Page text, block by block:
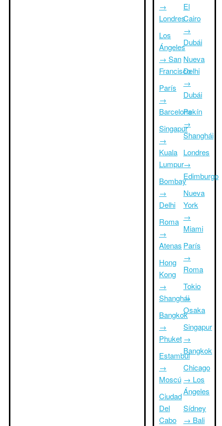
→
Londres
Los
Ángeles
→ San
Francisco
París
→
Barcelona
Singapur
→
Kuala
Lumpur
Bombay
→
Delhi
Roma
→
Atenas
Hong
Kong
→
Shanghái
Bangkok
→
Phuket
Estambul
→
Moscú
Ciudad
Del
Cabo
El
Cairo
→
Dubái
Nueva
Delhi
→
Dubái
Pekín
→
Shanghái
Londres
→
Edimburgo
Nueva
York
→
Miami
París
→
Roma
Tokio
→
Osaka
Singapur
→
Bangkok
Chicago
→ Los
Ángeles
Sídney
→ Bali